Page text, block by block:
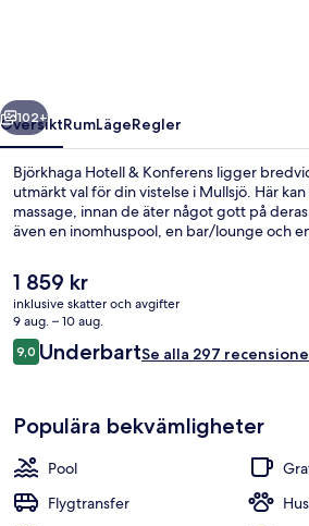
Nästa
102+
ÖversiktRumLägeRegler
Björkhaga Hotell & Konferens ligger
utmärkt val för din vistelse i Mullsjö. Här
massage, innan de äter något gott på
även en inomhuspool, en bar/lounge och
Det
nuvarande
priset
är
1 859 kr
1 859 kr
inklusive skatter och avgifter
9 aug. – 10 aug.
Recensioner
9,09,0 av 10,
UnderbartSe alla 297
Populära bekvämligheter
Pool
Flygtransfer